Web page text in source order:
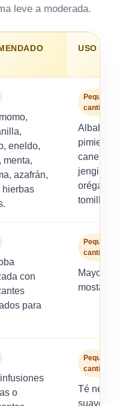
leve a moderada.
USO
eneldo,
menta,
azafrán,
hierbas
Pequeñas
cantidades
pimienta
canela,
jengibre
orégano,
tomillo.
con
para
Pequeñas
cantidades
mostaza
o
Pequeñas
cantidades
Té negro
suave,